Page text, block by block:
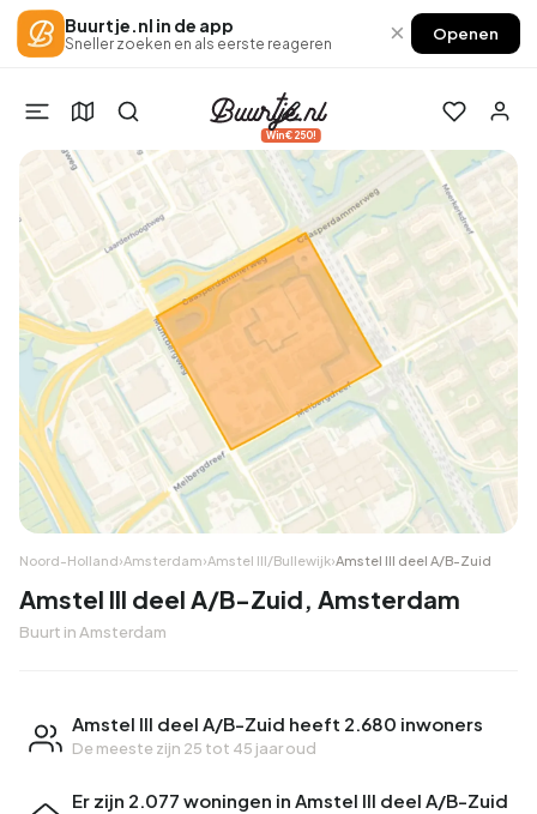
Buurtje.nl in de app
Sneller zoeken en als eerste reageren × Openen
Win €250!
Noord-Holland›Amsterdam›Amstel III/Bullewijk›Amstel III deel A/B-Zuid
Amstel III deel A/B-Zuid, Amsterdam
Buurt in Amsterdam
Amstel III deel A/B-Zuid heeft 2.680 inwoners
De meeste zijn 25 tot 45 jaar oud
Er zijn 2.077 woningen in Amstel III deel A/B-Zuid